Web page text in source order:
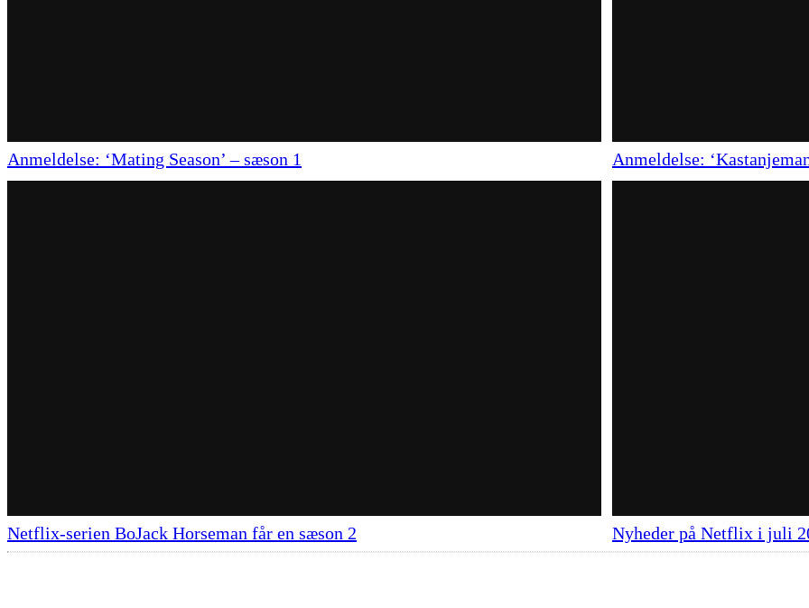
Anmeldelse: ‘Mating Season’ – sæson 1 Anmeldelse:
Netflix-serien BoJack Horseman får en sæson 2 Nyheder på Netflix i juli